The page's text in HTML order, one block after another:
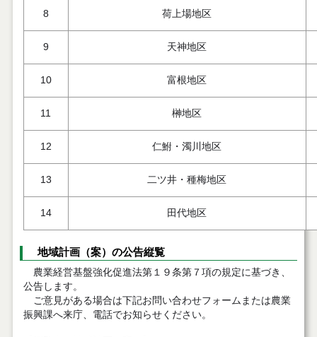
8 荷上場地区
9 天神地区
10 富根地区
11 榊地区
12 仁鮒・濁川地区
13 二ツ井・種梅地区
14 田代地区
地域計画（案）の公告縦覧
農業経営基盤強化促進法第１９条第７項の規定に基づき、
公告します。
ご意見がある場合は下記お問い合わせフォームまたは農業
振興課へ来庁、電話でお知らせください。